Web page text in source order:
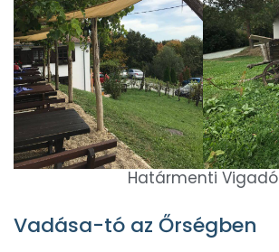
Határmenti Vigadó
Vadása-tó az Őrségben